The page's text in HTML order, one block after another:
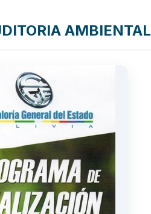
AMBIENTAL